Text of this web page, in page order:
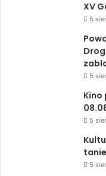
XV
5
5
Kino
5
5